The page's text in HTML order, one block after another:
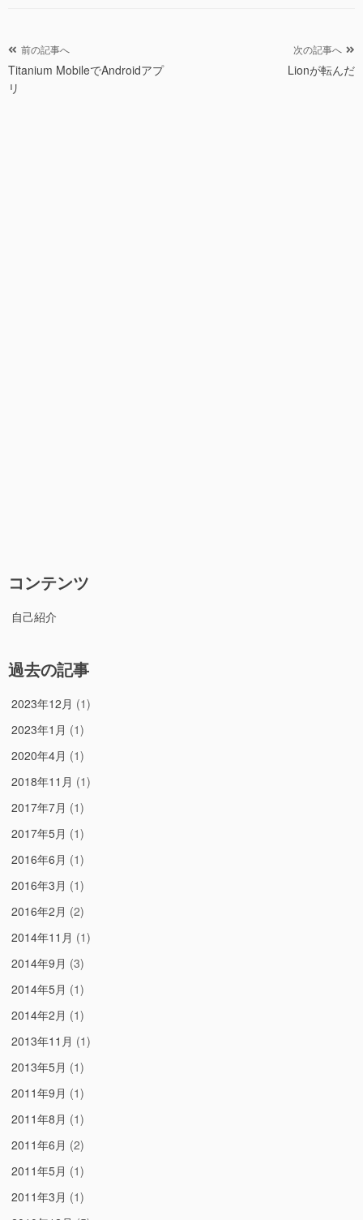
投
稿
ナ
前の記事へ
Titanium MobileでAndroidアプ
リ
次の記事へ
Lionが転んだ
コンテンツ
自己紹介
過去の記事
2023年12月 (1)
2023年1月 (1)
2020年4月 (1)
2018年11月 (1)
2017年7月 (1)
2017年5月 (1)
2016年6月 (1)
2016年3月 (1)
2016年2月 (2)
2014年11月 (1)
2014年9月 (3)
2014年5月 (1)
2014年2月 (1)
2013年11月 (1)
2013年5月 (1)
2011年9月 (1)
2011年8月 (1)
2011年6月 (2)
2011年5月 (1)
2011年3月 (1)